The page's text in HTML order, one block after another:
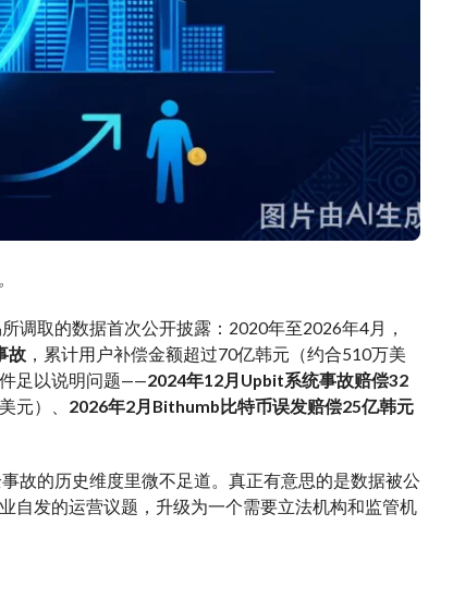
调取的数据首次公开披露：2020年至2026年4月，
故 ，累计用户补偿金额超过70亿韩元（约合510万美
足以说明问题——2024年12月Upbit系统事故赔偿32
元）、 2026年2月Bithumb比特币误发赔偿25亿韩元
故的历史维度里微不足道。真正有意思的是数据被公
自发的运营议题，升级为一个需要立法机构和监管机